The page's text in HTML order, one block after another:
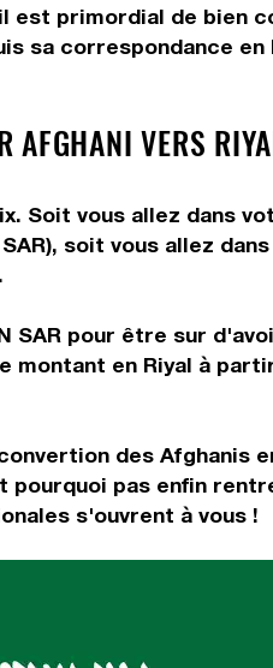
primordial de bien
sa correspondance
AFGHANI VERS
Soit vous allez dans
soit vous allez
pour être sur
en Riyal à
des Afghanis
pourquoi pas enfin
s'ouvrent à vous !